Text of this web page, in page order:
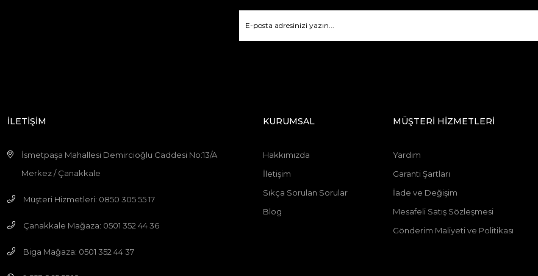
İLETİŞİM
İsmetpaşa Mahallesi Demircioğlu Caddesi No:13/A
Merkez / Çanakkale
Müşteri Hizmetleri: 0850 305 55 17
Çanakkale Mağaza: 0501 352 44 36
Biga Mağaza: 0501 352 44 37
KURUMSAL
Hakkımızda
İletişim
Sıkça Sorulan Sorular
Blog
MÜŞTERİ HİZMETLERİ
Yardım
Garanti Şartları
İade ve Değişim
Mesafeli Satış Sözleşmesi
Gönderim Maliyeti ve Politikası